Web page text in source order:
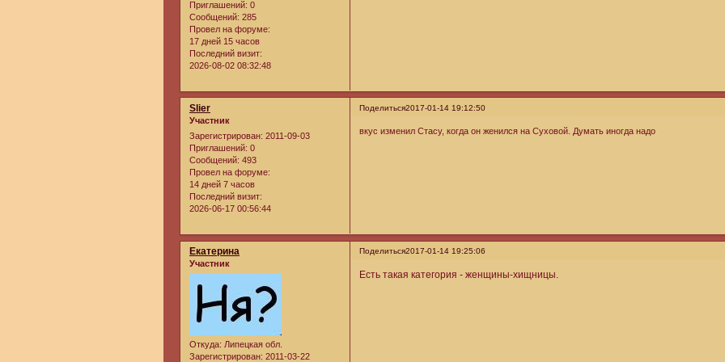
Приглашений: 0
Сообщений: 285
Провел на форуме:
17 дней 15 часов
Последний визит:
2026-08-02 08:32:48
Поделиться2017-01-14 19:12:50
Slier
Участник
Зарегистрирован: 2011-09-03
Приглашений: 0
Сообщений: 493
Провел на форуме:
14 дней 7 часов
Последний визит:
2026-06-17 00:56:44
вкус изменил Стасу, когда он женился на Суховой. Думать иногда надо
Поделиться2017-01-14 19:25:06
Екатерина
Участник
Откуда: Липецкая обл.
Зарегистрирован: 2011-03-22
Есть такая категория - женщины-хищницы.